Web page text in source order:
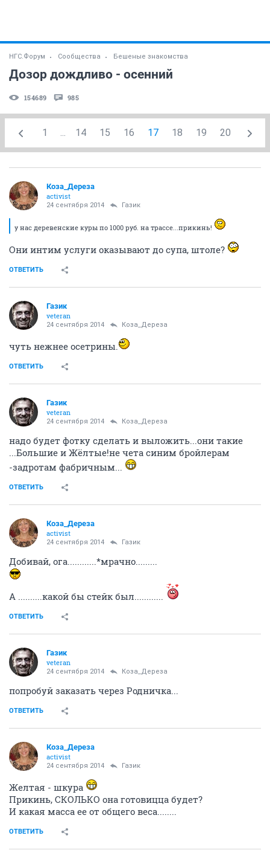
НГС.Форум Сообщества Бешеные знакомства
Дозор дождливо - осенний
154689 985
1 ... 14 15 16 17 18 19 20
Коза_Дepеза
activist
24 сентября 2014 Газик
у нас деревенские куры по 1000 руб. на трассе...прикинь!
Они интим услуги оказывают до супа, штоле?
ОТВЕТИТЬ
Газик
veteran
24 сентября 2014 Коза_Дepеза
чуть нежнее осетрины.
ОТВЕТИТЬ
Газик
veteran
24 сентября 2014 Коза_Дepеза
надо будет фотку сделать и выложить...они такие
...Большие и Жёлтые!не чета синим бройлерам
-задротам фабричным...
ОТВЕТИТЬ
Коза_Дepеза
activist
24 сентября 2014 Газик
Добивай, ога............*мрачно.........
А ..........какой бы стейк был............
ОТВЕТИТЬ
Газик
veteran
24 сентября 2014 Коза_Дepеза
попробуй заказать через Родничка...
ОТВЕТИТЬ
Коза_Дepеза
activist
24 сентября 2014 Газик
Желтая - шкура
Прикинь, СКОЛЬКО она готовицца будет?
И какая масса ее от общего веса........
ОТВЕТИТЬ